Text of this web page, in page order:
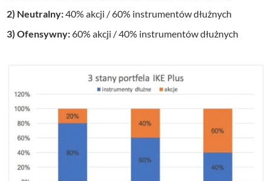
2) Neutralny:40% akcji / 60% instrumentów dłużnych
3) Ofensywny:60% akcji / 40% instrumentów dłużnych